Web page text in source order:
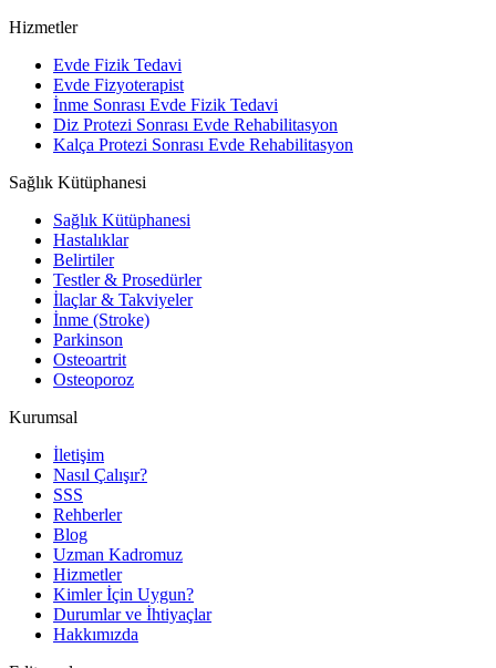
Hizmetler
Evde Fizik Tedavi
Evde Fizyoterapist
İnme Sonrası Evde Fizik Tedavi
Diz Protezi Sonrası Evde Rehabilitasyon
Kalça Protezi Sonrası Evde Rehabilitasyon
Sağlık Kütüphanesi
Sağlık Kütüphanesi
Hastalıklar
Belirtiler
Testler & Prosedürler
İlaçlar & Takviyeler
İnme (Stroke)
Parkinson
Osteoartrit
Osteoporoz
Kurumsal
İletişim
Nasıl Çalışır?
SSS
Rehberler
Blog
Uzman Kadromuz
Hizmetler
Kimler İçin Uygun?
Durumlar ve İhtiyaçlar
Hakkımızda